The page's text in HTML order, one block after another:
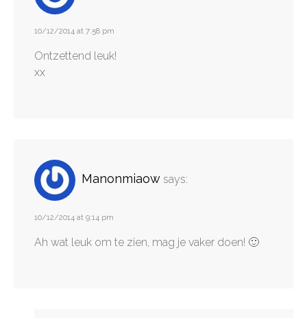
10/12/2014 at 7:58 pm
Ontzettend leuk!
xx
Manonmiaow says:
10/12/2014 at 9:14 pm
Ah wat leuk om te zien, mag je vaker doen! 🙂